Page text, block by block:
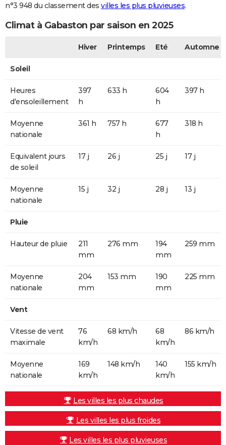
n°3 948 du classement des villes les plus pluvieuses.
Climat à Gabaston par saison en 2025
Hiver Printemps Eté Automne
Soleil
Heures
d'ensoleillement
397
h
633 h
604
h
397 h
Moyenne
nationale
361 h 757 h
677
h
318 h
Equivalent jours
de soleil
17 j 26 j 25 j 17 j
Moyenne
nationale
15 j 32 j 28 j 13 j
Pluie
Hauteur de pluie
211
mm
276 mm
194
mm
259 mm
Moyenne
nationale
204
mm
153 mm
190
mm
225 mm
Vent
Vitesse de vent
maximale
76
km/h
68 km/h
68
km/h
86 km/h
Moyenne
nationale
169
km/h
148 km/h
140
km/h
155 km/h
Les villes les plus chaudes
Les villes les plus froides
Les villes les plus pluvieuses